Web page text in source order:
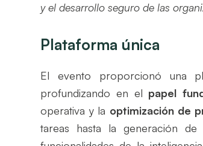
y el desarrollo seguro de las
Plataforma única
El evento proporcionó una
profundizando en el papel
operativa y la optimización de
tareas hasta la generación